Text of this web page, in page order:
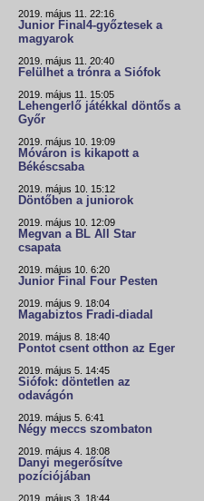
2019. május 11. 22:16
Junior Final4-győztesek a
magyarok
2019. május 11. 20:40
Felülhet a trónra a Siófok
2019. május 11. 15:05
Lehengerlő játékkal döntős a
Győr
2019. május 10. 19:09
Móváron is kikapott a
Békéscsaba
2019. május 10. 15:12
Döntőben a juniorok
2019. május 10. 12:09
Megvan a BL All Star
csapata
2019. május 10. 6:20
Junior Final Four Pesten
2019. május 9. 18:04
Magabiztos Fradi-diadal
2019. május 8. 18:40
Pontot csent otthon az Eger
2019. május 5. 14:45
Siófok: döntetlen az
odavágón
2019. május 5. 6:41
Négy meccs szombaton
2019. május 4. 18:08
Danyi megerősítve
pozíciójában
2019. május 3. 18:44